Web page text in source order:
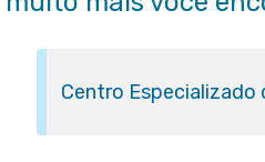
Centro Especializado